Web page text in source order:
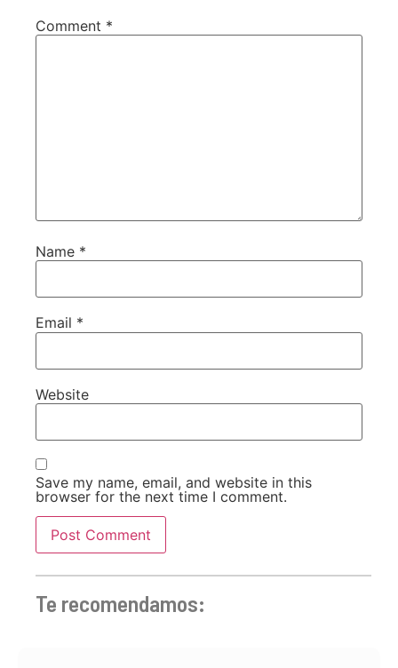
Comment *
Name *
Email *
Website
Save my name, email, and website in this
browser for the next time I comment.
Te recomendamos: